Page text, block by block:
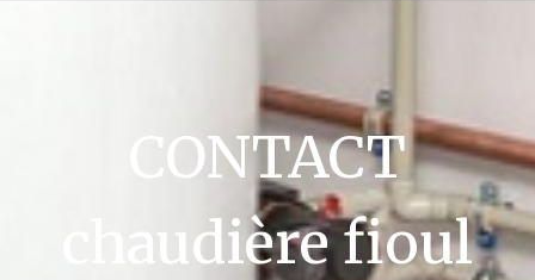
CONTACT
chaudière fioul